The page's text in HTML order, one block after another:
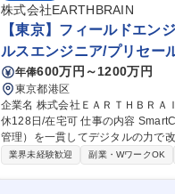
株式会社EARTHBRAIN
【東京】フィールドエン
ルスエンジニア/プリセー
年俸600万円～1200万円
東京都港区
企業名 株式会社ＥＡＲＴＨＢＲＡＩＮ 求人名 【東京】フィールドエンジニア/リ－ダー/土木業界DX推
休128日/在宅可 仕事の内容 SmartConstructionという土木の施工プロセス全体（調査・測量→設計→施工→維持
管理）を一貫してデジタルの力で
せします。 自らも技術・現場に関わりながら、フィールドアプリケーションエンジニアチームの牽引と仕組みづ
任を持ちます。【詳細】■チーム
業界未経験歓迎 副業・WワークOK